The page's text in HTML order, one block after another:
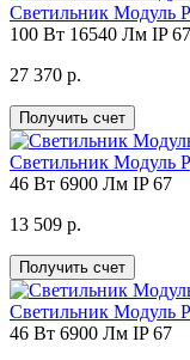
Светильник Модуль
100 Вт 16540 Лм IP 67
27 370 р.
Получить счет
Светильник Модуль
46 Вт 6900 Лм IP 67
13 509 р.
Получить счет
Светильник Модуль
46 Вт 6900 Лм IP 67